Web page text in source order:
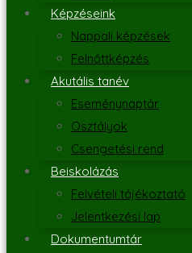
Képzéseink
Nappali képzések
Felnőttképzés
Akutális tanév
Eseménynaptár
Osztályok
Csengetési rend
Beiskolázás
Felvételi tájékoztató
Jelentkezési lap
Dokumentumtár